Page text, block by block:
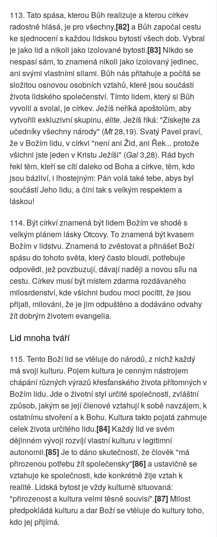
113. Tato spása, kterou Bůh realizuje a kterou církev
radostně hlásá, je pro všechny,[82]a Bůh započal cestu
ke sjednocení s každou lidskou bytostí všech dob. Vybral
je jako lid a nikoli jako izolované bytosti.[83] Nikdo se
nespasí sám, to znamená nikoli jako izolovaný jedinec,
ani svými vlastními silami. Bůh nás přitahuje a počítá se
složitou osnovou osobních vztahů, které jsou součástí
života lidského společenství. Tímto lidem, který si Bůh
vyvolil a svolal, je církev. Ježíš neříká apoštolům, aby
vytvořili exkluzivní skupinu, élite. Ježíš říká: "Získejte za
učedníky všechny národy" (Mt28,19). Svatý Pavel praví,
že v Božím lidu, v církvi "není ani Žid, ani Řek... protože
všichni jste jeden v Kristu Ježíši" (Gal3,28). Rád bych
řekl těm, kteří se cítí daleko od Boha a církve, těm, kdo
jsou bázliví, i lhostejným: Pán volá také tebe, abys byl
součástí Jeho lidu, a činí tak s velkým respektem a
láskou!
114. Být církví znamená být lidem Božím ve shodě s
velkým plánem lásky Otcovy. To znamená být kvasem
Božím v lidstvu. Znamená to zvěstovat a přinášet Boží
spásu do tohoto světa, který často bloudí, potřebuje
odpovědi, jež povzbuzují, dávají naději a novou sílu na
cestu. Církev musí být místem zdarma rozdávaného
milosrdenství, kde všichni budou moci pocítit, že jsou
přijati, milováni, že je jim odpuštěno a dodáváno odvahy
žít dobrým životem evangelia.
Lid mnoha tváří
115. Tento Boží lid se vtěluje do národů, z nichž každý
má svoji kulturu. Pojem kultura je cenným nástrojem
chápání různých výrazů křesťanského života přítomných v
Božím lidu. Jde o životní styl určité společnosti, zvláštní
způsob, jakým se její členové vztahují k sobě navzájem, k
ostatnímu stvoření a k Bohu. Kultura takto pojatá zahrnuje
celek života určitého lidu.[84] Každý lid ve svém
dějinném vývoji rozvíjí vlastní kulturu v legitimní
autonomii.[85]Je to dáno skutečností, že člověk "má
přirozenou potřebu žít společensky"[86]a ustavičně se
vztahuje ke společnosti, kde konkrétně žije vztah k
realitě. Lidská bytost je vždy kulturně situovaná:
"přirozenost a kultura velmi těsně souvisí".[87] Milost
předpokládá kulturu a dar Boží se vtěluje do kultury toho,
kdo jej přijímá.